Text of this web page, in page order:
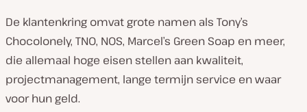
De klantenkring omvat grote namen als Tony’s
Chocolonely, TNO, NOS, Marcel’s Green Soap en meer,
die allemaal hoge eisen stellen aan kwaliteit,
projectmanagement, lange termijn service en waar
voor hun geld.